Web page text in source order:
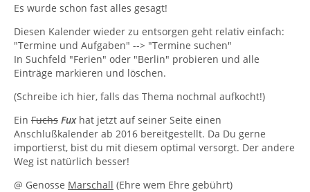
Es wurde schon fast alles gesagt!
Diesen Kalender wieder zu entsorgen geht relativ einfach:
"Termine und Aufgaben" --> "Termine suchen"
In Suchfeld "Ferien" oder "Berlin" probieren und alle
Einträge markieren und löschen.
(Schreibe ich hier, falls das Thema nochmal aufkocht!)
Ein Fuchs Fuxhat jetzt auf seiner Seite einen
Anschlußkalender ab 2016 bereitgestellt. Da Du gerne
importierst, bist du mit diesem optimal versorgt. Der andere
Weg ist natürlich besser!
@ Genosse Marschall (Ehre wem Ehre gebührt)